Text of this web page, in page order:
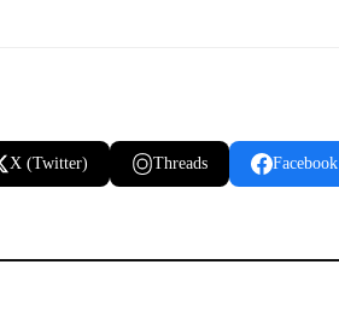
X (Twitter) Threads Facebook